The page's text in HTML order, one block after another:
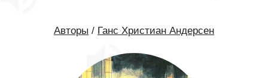
Авторы / Ганс Христиан Андерсен